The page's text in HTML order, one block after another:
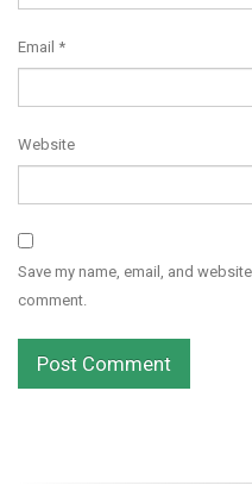
Email *
Website
Save my name, email, and
comment.